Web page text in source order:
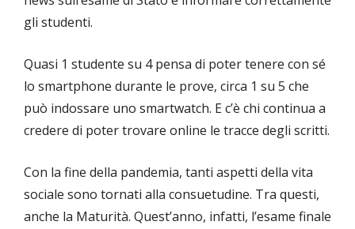
gli studenti.
Quasi 1 studente su 4 pensa di poter tenere con sé
lo smartphone durante le prove, circa 1 su 5 che
può indossare uno smartwatch. E c’è chi continua a
credere di poter trovare online le tracce degli scritti.
Con la fine della pandemia, tanti aspetti della vita
sociale sono tornati alla consuetudine. Tra questi,
anche la Maturità. Quest’anno, infatti, l’esame finale